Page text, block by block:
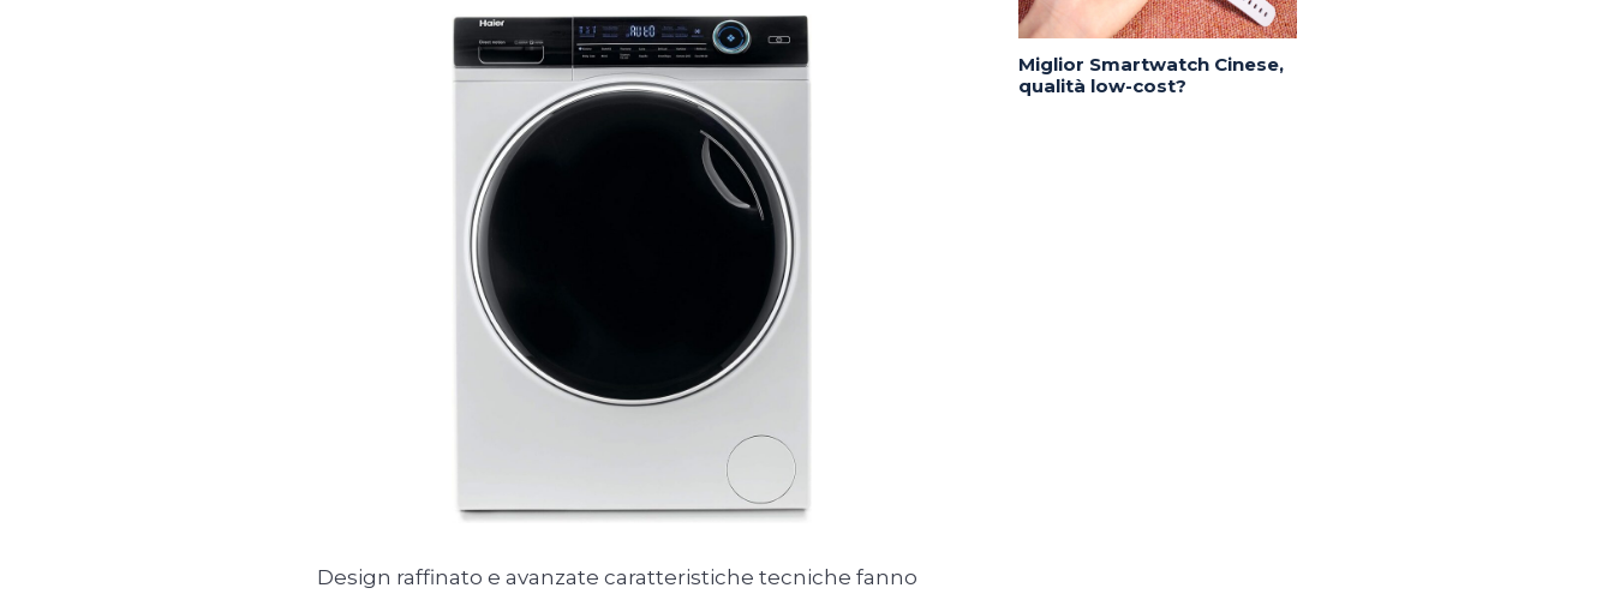
Design raffinato e avanzate caratteristiche tecniche fanno
Miglior Smartwatch Cinese,
qualità low-cost?